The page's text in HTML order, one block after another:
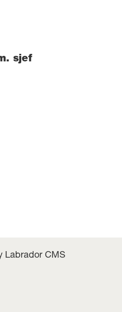
sjef
Labrador CMS